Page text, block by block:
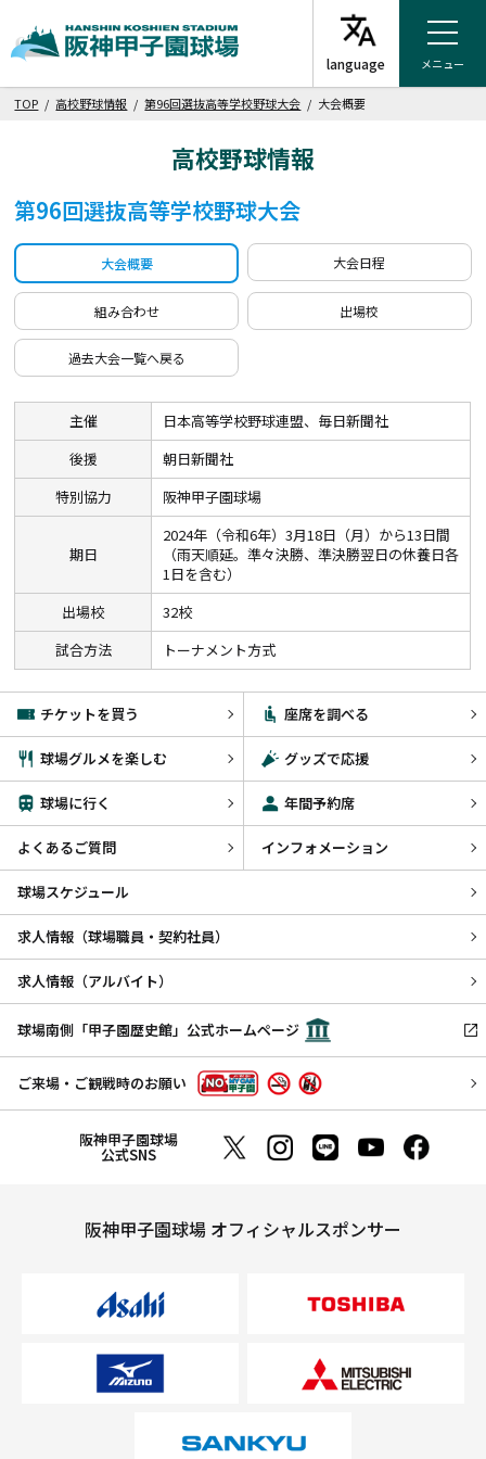
メニュー
TOP /高校野球情報 /第96回選抜高等学校野球大会 / 大会概要
高校野球情報
第96回選抜高等学校野球大会
大会概要 大会日程
組み合わせ 出場校
過去大会一覧へ戻る
主催
日本高等学校野球連盟、毎日新聞社
後援
朝日新聞社
特別協力
阪神甲子園球場
期日
2024年（令和6年）3月18日（月）から13日間
（雨天順延。準々決勝、準決勝翌日の休養日各
1日を含む）
出場校
32校
試合方法
トーナメント方式
チケットを買う 座席を調べる
球場グルメを楽しむ グッズで応援
球場に行く 年間予約席
よくあるご質問 インフォメーション
球場スケジュール
求人情報（球場職員・契約社員）
求人情報（アルバイト）
球場南側「甲子園歴史館」公式ホームページ
ご来場・ご観戦時のお願い
阪神甲子園球場
公式SNS
阪神甲子園球場 オフィシャルスポンサー